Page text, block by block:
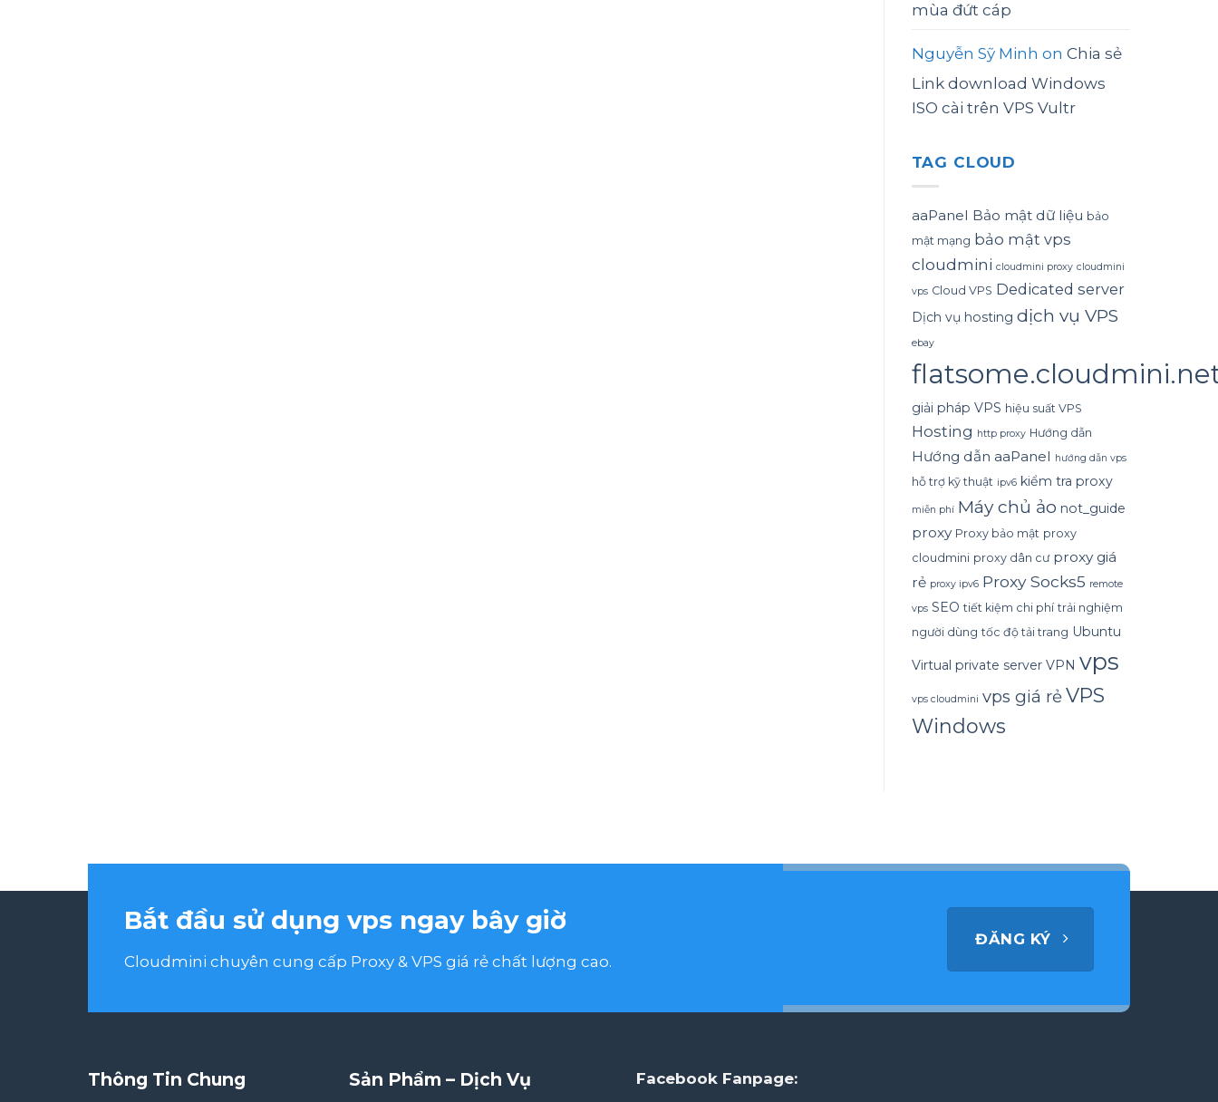
mùa đứt cáp
Nguyễn Sỹ Minh on Chia sẻ
Link download Windows
ISO cài trên VPS Vultr
TAG CLOUD
aaPanel Bảo mật dữ liệu bảo
mật mạng bảo mật vps
cloudmini cloudmini proxy cloudmini
vps Cloud VPS Dedicated server
Dịch vụ hosting dịch vụ VPS
ebay
giải pháp VPS hiệu suất VPS
Hosting http proxy Hướng dẫn
Hướng dẫn aaPanel hướng dẫn vps
hỗ trợ kỹ thuật ipv6 kiểm tra proxy
miễn phí Máy chủ ảo not_guide
proxy Proxy bảo mật proxy
cloudmini proxy dân cư proxy giá
rẻ proxy ipv6 Proxy Socks5 remote
vps SEO tiết kiệm chi phí trải nghiệm
người dùng tốc độ tải trang Ubuntu
Virtual private server VPN vps
vps cloudmini vps giá rẻVPS
Windows
Bắt đầu sử dụng vps ngay bây giờ
Cloudmini chuyên cung cấp Proxy & VPS giá rẻ chất lượng cao.
ĐĂNG KÝ
Thông Tin Chung Sản Phẩm – Dịch Vụ Facebook Fanpage: